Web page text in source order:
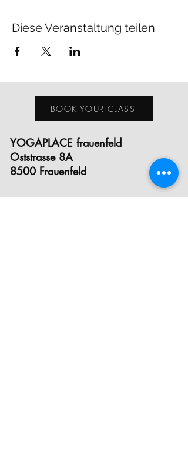
Diese Veranstaltung teilen
BOOK YOUR CLASS
YOGAPLACE frauenfeld
Oststrasse 8A
8500 Frauenfeld